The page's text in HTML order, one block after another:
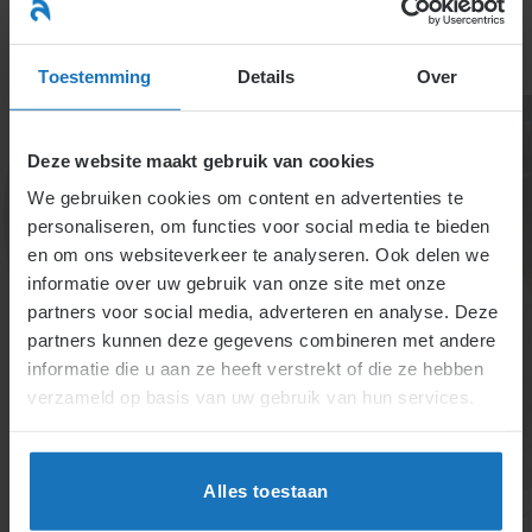
Toestemming Details Over
Deze website maakt gebruik van cookies
We gebruiken cookies om content en advertenties te
personaliseren, om functies voor social media te bieden
en om ons websiteverkeer te analyseren. Ook delen we
informatie over uw gebruik van onze site met onze
partners voor social media, adverteren en analyse. Deze
partners kunnen deze gegevens combineren met andere
informatie die u aan ze heeft verstrekt of die ze hebben
verzameld op basis van uw gebruik van hun services.
Alles toestaan
naar
inhoud
2.3.5. Diverse
disciplinaire
maatregelen
Onderstaande uitwerking biedt een overzicht van